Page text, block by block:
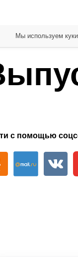
с помощью
Мы используем